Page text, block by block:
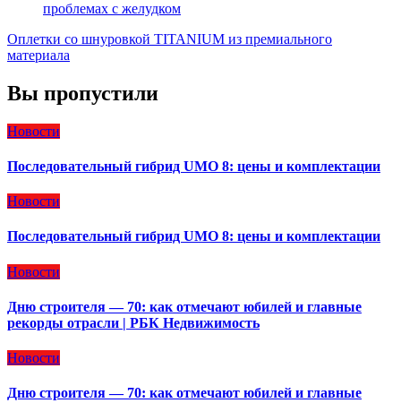
проблемах с желудком
Оплетки со шнуровкой TITANIUM из премиального
материала
Вы пропустили
Новости
Последовательный гибрид UMO 8: цены и комплектации
Новости
Последовательный гибрид UMO 8: цены и комплектации
Новости
Дню строителя — 70: как отмечают юбилей и главные
рекорды отрасли | РБК Недвижимость
Новости
Дню строителя — 70: как отмечают юбилей и главные